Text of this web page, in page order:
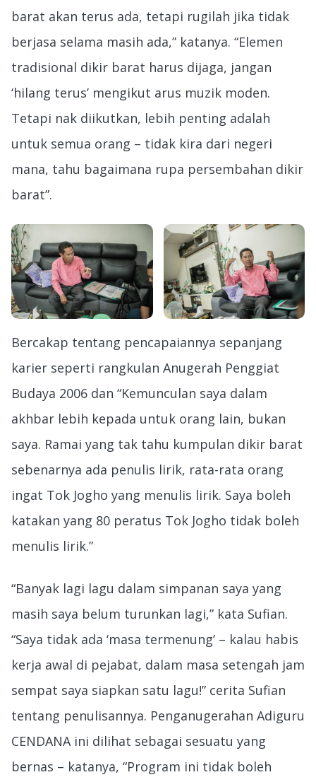
barat akan terus ada, tetapi rugilah jika tidak
berjasa selama masih ada,” katanya. “Elemen
tradisional dikir barat harus dijaga, jangan
‘hilang terus’ mengikut arus muzik moden.
Tetapi nak diikutkan, lebih penting adalah
untuk semua orang – tidak kira dari negeri
mana, tahu bagaimana rupa persembahan dikir
barat”.
Bercakap tentang pencapaiannya sepanjang
karier seperti rangkulan Anugerah Penggiat
Budaya 2006 dan “Kemunculan saya dalam
akhbar lebih kepada untuk orang lain, bukan
saya. Ramai yang tak tahu kumpulan dikir barat
sebenarnya ada penulis lirik, rata-rata orang
ingat Tok Jogho yang menulis lirik. Saya boleh
katakan yang 80 peratus Tok Jogho tidak boleh
menulis lirik.”
“Banyak lagi lagu dalam simpanan saya yang
masih saya belum turunkan lagi,” kata Sufian.
“Saya tidak ada ‘masa termenung’ – kalau habis
kerja awal di pejabat, dalam masa setengah jam
sempat saya siapkan satu lagu!” cerita Sufian
tentang penulisannya. Penganugerahan Adiguru
CENDANA ini dilihat sebagai sesuatu yang
bernas – katanya, “Program ini tidak boleh